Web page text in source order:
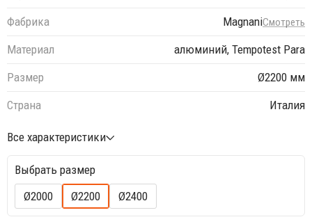
Фабрика MagnaniСмотреть
Материал
алюминий, Tempotest Para
Размер
Ø2200 мм
Страна
Италия
Все характеристики
Выбрать размер
Ø2000
Ø2200 Ø2400